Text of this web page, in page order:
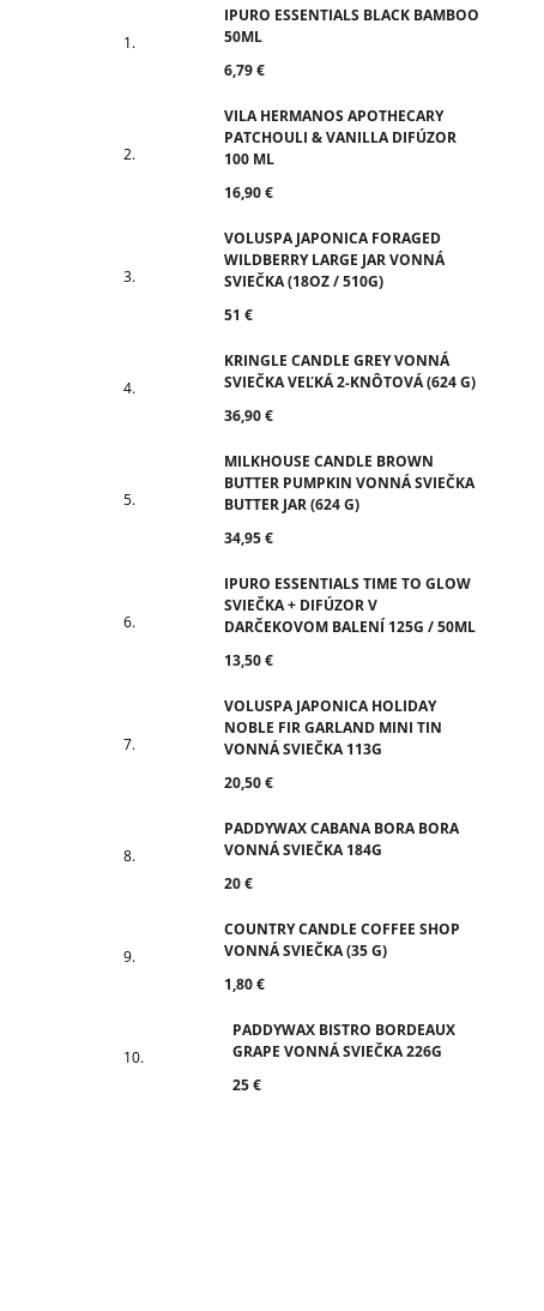
IPURO ESSENTIALS BLACK BAMBOO
50ML
6,79 €
VILA HERMANOS APOTHECARY
PATCHOULI & VANILLA DIFÚZOR
100 ML
16,90 €
VOLUSPA JAPONICA FORAGED
WILDBERRY LARGE JAR VONNÁ
SVIEČKA (18OZ / 510G)
51 €
KRINGLE CANDLE GREY VONNÁ
SVIEČKA VEĽKÁ 2-KNÔTOVÁ (624 G)
36,90 €
MILKHOUSE CANDLE BROWN
BUTTER PUMPKIN VONNÁ SVIEČKA
BUTTER JAR (624 G)
34,95 €
IPURO ESSENTIALS TIME TO GLOW
SVIEČKA + DIFÚZOR V
DARČEKOVOM BALENÍ 125G / 50ML
13,50 €
VOLUSPA JAPONICA HOLIDAY
NOBLE FIR GARLAND MINI TIN
VONNÁ SVIEČKA 113G
20,50 €
PADDYWAX CABANA BORA BORA
VONNÁ SVIEČKA 184G
20 €
COUNTRY CANDLE COFFEE SHOP
VONNÁ SVIEČKA (35 G)
1,80 €
PADDYWAX BISTRO BORDEAUX
GRAPE VONNÁ SVIEČKA 226G
25 €